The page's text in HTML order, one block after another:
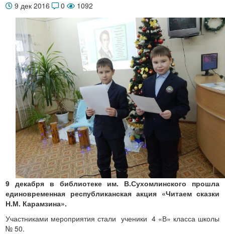
9 дек 2016 0 1092
9 декабря в библиотеке им. В.Сухомлинского прошла
единовременная республиканская акция «Читаем сказки
Н.М. Карамзина».
Участниками мероприятия стали ученики 4 «В» класса школы
№ 50.